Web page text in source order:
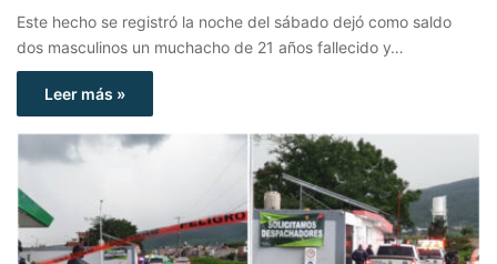
Este hecho se registró la noche del sábado dejó como saldo
dos masculinos un muchacho de 21 años fallecido y…
Leer más »